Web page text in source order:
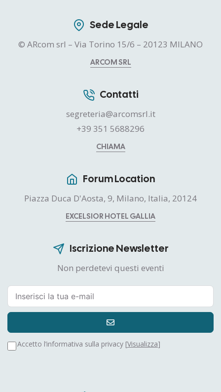
Sede Legale
© ARcom srl – Via Torino 15/6 – 20123 MILANO
ARCOM SRL
Contatti
segreteria@arcomsrl.it
+39 351 5688296
CHIAMA
Forum Location
Piazza Duca D'Aosta, 9, Milano, Italia, 20124
EXCELSIOR HOTEL GALLIA
Iscrizione Newsletter
Non perdetevi questi eventi
Accetto l’informativa sulla privacy [Visualizza]